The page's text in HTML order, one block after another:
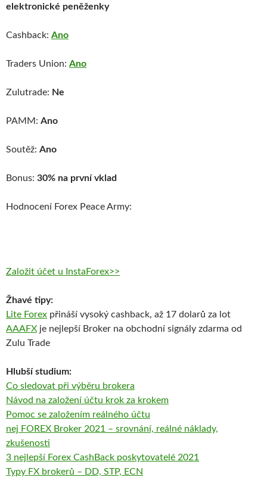
elektronické peněženky
Cashback: Ano
Traders Union: Ano
Zulutrade: Ne
PAMM: Ano
Soutěž: Ano
Bonus: 30% na první vklad
Hodnocení Forex Peace Army:
Založit účet u InstaForex>>
Žhavé tipy:
Lite Forex přináší vysoký cashback, až 17 dolarů za lot
AAAFX je nejlepší Broker na obchodní signály zdarma od
Zulu Trade
Hlubší studium:
Co sledovat při výběru brokera
Návod na založení účtu krok za krokem
Pomoc se založením reálného účtu
nej FOREX Broker 2021 – srovnání, reálné náklady,
zkušenosti
3 nejlepší Forex CashBack poskytovatelé 2021
Typy FX brokerů – DD, STP, ECN